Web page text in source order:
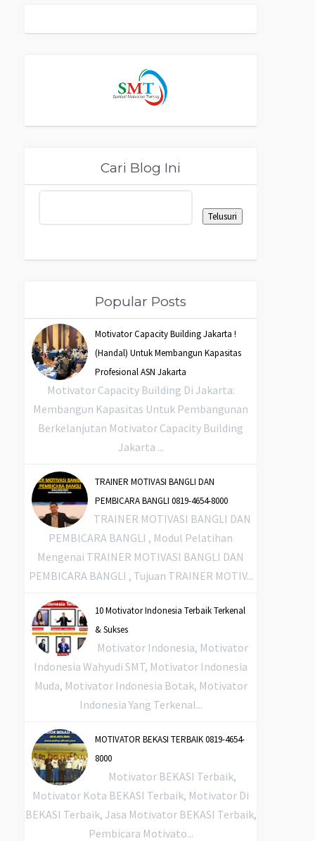
Cari Blog Ini
Popular Posts
Motivator Capacity Building Jakarta !
(Handal) Untuk Membangun Kapasitas
Profesional ASN Jakarta
Motivator Capacity Building Di Jakarta:
Membangun Kapasitas Untuk Pembangunan
Berkelanjutan Motivator Capacity Building
Jakarta ...
TRAINER MOTIVASI BANGLI DAN
PEMBICARA BANGLI 0819-4654-8000
TRAINER MOTIVASI BANGLI DAN
PEMBICARA BANGLI , Modul Pelatihan
Mengenai TRAINER MOTIVASI BANGLI DAN
PEMBICARA BANGLI , Tujuan TRAINER MOTIV...
10 Motivator Indonesia Terbaik Terkenal
& Sukses
Motivator Indonesia, Motivator
Indonesia Wahyudi SMT, Motivator Indonesia
Muda, Motivator Indonesia Botak, Motivator
Indonesia Yang Terkenal...
MOTIVATOR BEKASI TERBAIK 0819-4654-
8000
Motivator BEKASI Terbaik,
Motivator Kota BEKASI Terbaik, Motivator Di
BEKASI Terbaik, Jasa Motivator BEKASI Terbaik,
Pembicara Motivato...